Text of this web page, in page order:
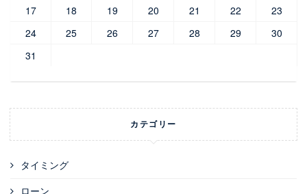
17
18 19 20 21 22
23
24
25 26 27 28 29
30
31
カテゴリー
タイミング
ローン